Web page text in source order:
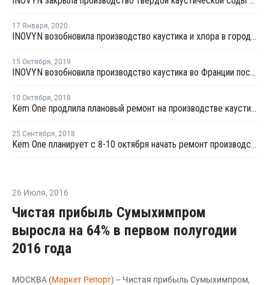
17 Января, 2020
INOVYN возобновила производство каустика и хлора в городе Таво
15 Октября, 2019
INOVYN возобновила производство каустика во Франции после ремонта
10 Октября, 2018
Kem One продлила плановый ремонт на производстве каустика в Фос-сюр-Мер
25 Сентября, 2018
Kem One планирует с 8-10 октября начать ремонт производства каустика в Фос-сюр-Мер
26 Июля, 2016
Чистая прибыль Сумыхимпром
выросла на 64% в первом полугодии
2016 года
МОСКВА (Маркет Репорт) -- Чистая прибыль Сумыхимпром,